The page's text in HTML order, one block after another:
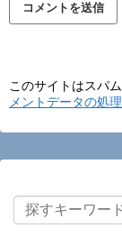
このサイトはスパ
メントデータの処